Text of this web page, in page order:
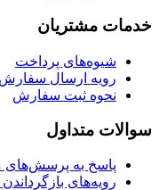
خدمات مشتریان
شیوه‌های پرداخت
رویه ارسال سفارش
نحوه ثبت سفارش
سوالات متداول
پاسخ به پرسش‌های
رویه‌های بازگرداندن